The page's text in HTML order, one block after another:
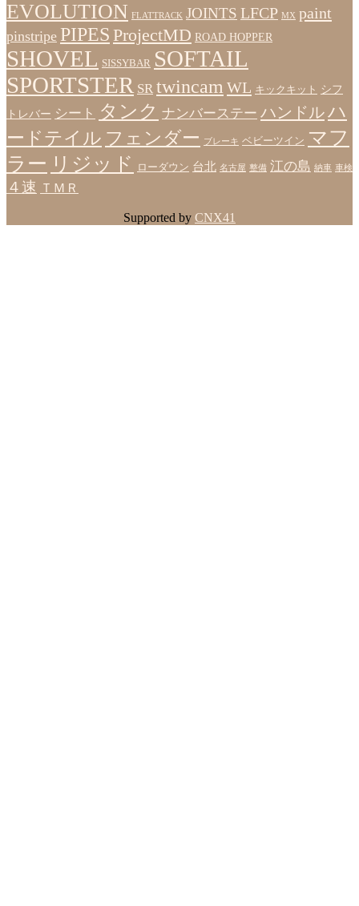
EVOLUTION FLATTRACK JOINTS LFCP MX paint
pinstripe PIPES ProjectMD ROAD HOPPER
SHOVEL SISSYBAR SOFTAIL
SPORTSTER SR twincam WL キックキット シフ
トレバー シート タンク ナンバーステー ハンドルハ
ードテイル フェンダー ブレーキ ベビーツイン マフ
ラー リジッド ローダウン 台北 名古屋 整備 江の島 納車 車検
４速 ＴＭＲ
Supported by CNX41